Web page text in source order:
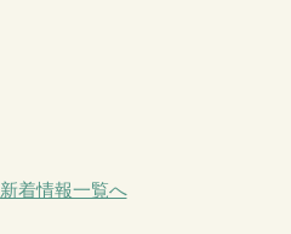
新着情報一覧へ